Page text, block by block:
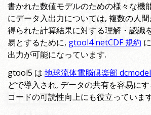
書かれた数値モデルのための様々な機
にデータ入出力については, 複数の人
得られた計算結果に対する理解・認識
易とするために, gtool4 netCDF 規約
出力が可能になっています.
gtool5 は 地球流体電脳倶楽部
どで導入され, データの共有を容易に
コードの可読性向上にも役立っていま